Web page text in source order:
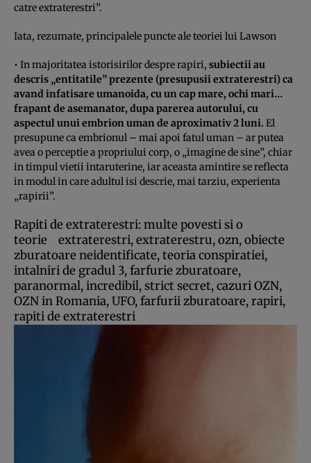
catre extraterestri”.
Iata, rezumate, principalele puncte ale teoriei lui Lawson
• In majoritatea istorisirilor despre rapiri, subiectii au
descris „entitatile” prezente (presupusii extraterestri) ca
avand infatisare umanoida, cu un cap mare, ochi mari…
frapant de asemanator, dupa parerea autorului, cu
aspectul unui embrion uman de aproximativ 2 luni. El
presupune ca embrionul – mai apoi fatul uman – ar putea
avea o perceptie a propriului corp, o „imagine de sine”, chiar
in timpul vietii intaruterine, iar aceasta amintire se reflecta
in modul in care adultul isi descrie, mai tarziu, experienta
„rapirii”.
Rapiti de extraterestri: multe povesti si o
teorie extraterestri, extraterestru, ozn, obiecte
zburatoare neidentificate, teoria conspiratiei,
intalniri de gradul 3, farfurie zburatoare,
paranormal, incredibil, strict secret, cazuri OZN,
OZN in Romania, UFO, farfurii zburatoare, rapiri,
rapiti de extraterestri